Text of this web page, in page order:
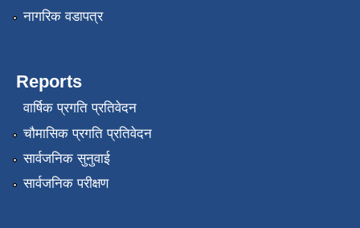
नागरिक वडापत्र
Reports
वार्षिक प्रगति प्रतिवेदन
चौमासिक प्रगति प्रतिवेदन
सार्वजनिक सुनुवाई
सार्वजनिक परीक्षण